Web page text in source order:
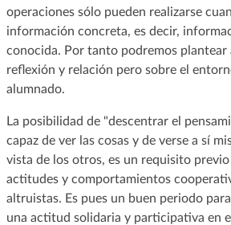
operaciones sólo pueden realizarse
información concreta, es decir,
conocida. Por tanto podremos plantear
reflexión y relación pero sobre el
alumnado.
La posibilidad de "descentrar el
capaz de ver las cosas y de verse a sí
vista de los otros, es un requisito
actitudes y comportamientos
altruistas. Es pues un buen periodo
una actitud solidaria y participativa en